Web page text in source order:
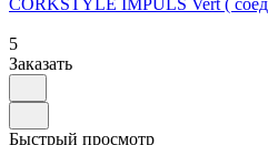
5
Заказать
Быстрый просмотр